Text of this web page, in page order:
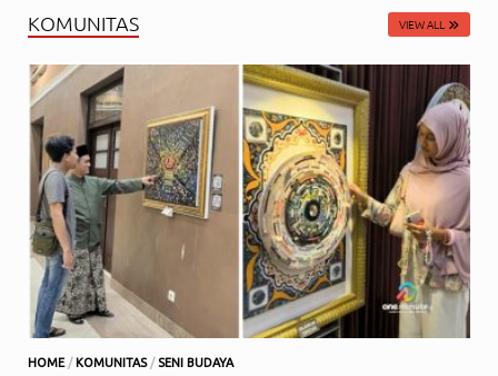
KOMUNITAS VIEW ALL
HOME / KOMUNITAS/ SENI BUDAYA